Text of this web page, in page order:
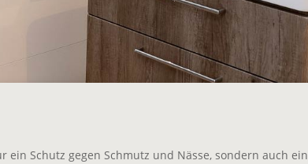
Schutz gegen Schmutz und Nässe, sondern auch